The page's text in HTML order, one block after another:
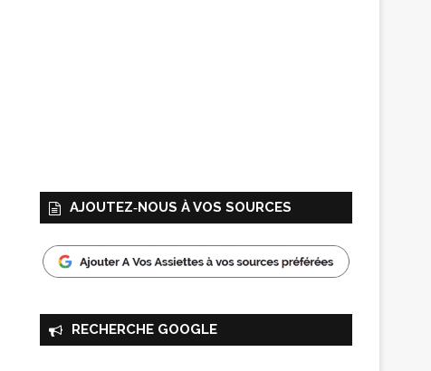
AJOUTEZ‑NOUS À VOS SOURCES
RECHERCHE GOOGLE